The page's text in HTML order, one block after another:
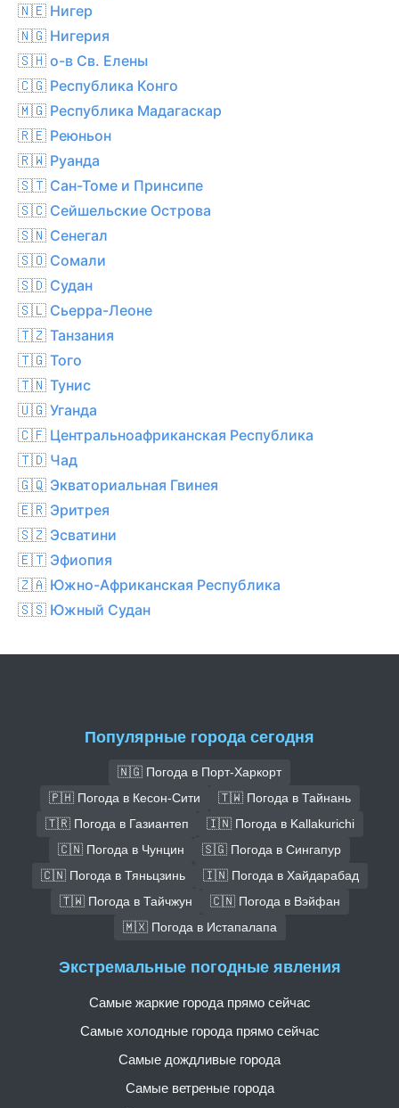
🇳🇪 Нигер
🇳🇬 Нигерия
🇸🇭 о-в Св. Елены
🇨🇬 Республика Конго
🇲🇬 Республика Мадагаскар
🇷🇪 Реюньон
🇷🇼 Руанда
🇸🇹 Сан-Томе и Принсипе
🇸🇨 Сейшельские Острова
🇸🇳 Сенегал
🇸🇴 Сомали
🇸🇩 Судан
🇸🇱 Сьерра-Леоне
🇹🇿 Танзания
🇹🇬 Того
🇹🇳 Тунис
🇺🇬 Уганда
🇨🇫 Центральноафриканская Республика
🇹🇩 Чад
🇬🇶 Экваториальная Гвинея
🇪🇷 Эритрея
🇸🇿 Эсватини
🇪🇹 Эфиопия
🇿🇦 Южно-Африканская Республика
🇸🇸 Южный Судан
Популярные города сегодня
🇳🇬 Погода в Порт-Харкорт
🇵🇭 Погода в Кесон-Сити
🇹🇼 Погода в Тайнань
🇹🇷 Погода в Газиантеп
🇮🇳 Погода в Kallakurichi
🇨🇳 Погода в Чунцин
🇸🇬 Погода в Сингапур
🇨🇳 Погода в Тяньцзинь
🇮🇳 Погода в Хайдарабад
🇹🇼 Погода в Тайчжун
🇨🇳 Погода в Вэйфан
🇲🇽 Погода в Истапалапа
Экстремальные погодные явления
Самые жаркие города прямо сейчас
Самые холодные города прямо сейчас
Самые дождливые города
Самые ветреные города